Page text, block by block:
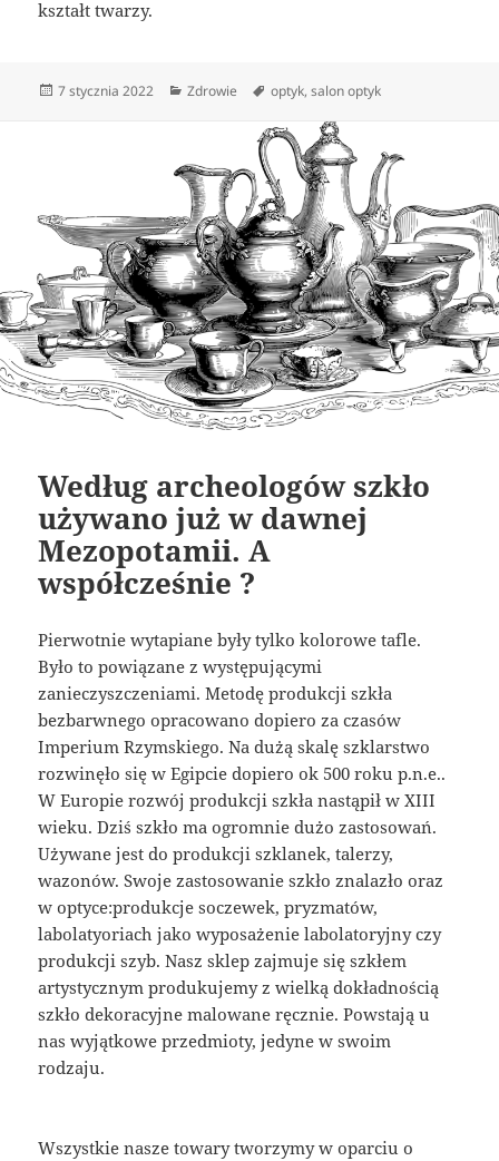
kształt twarzy.
Data
7 stycznia 2022 Kategorie
Zdrowie Tagi
optyk,salon optyk
Według archeologów szkło
używano już w dawnej
Mezopotamii. A
współcześnie ?
Pierwotnie wytapiane były tylko kolorowe tafle.
Było to powiązane z występującymi
zanieczyszczeniami. Metodę produkcji szkła
bezbarwnego opracowano dopiero za czasów
Imperium Rzymskiego. Na dużą skalę szklarstwo
rozwinęło się w Egipcie dopiero ok 500 roku p.n.e..
W Europie rozwój produkcji szkła nastąpił w XIII
wieku. Dziś szkło ma ogromnie dużo zastosowań.
Używane jest do produkcji szklanek, talerzy,
wazonów. Swoje zastosowanie szkło znalazło oraz
w optyce:produkcje soczewek, pryzmatów,
labolatyoriach jako wyposażenie labolatoryjny czy
produkcji szyb. Nasz sklep zajmuje się szkłem
artystycznym produkujemy z wielką dokładnością
szkło dekoracyjne malowane ręcznie. Powstają u
nas wyjątkowe przedmioty, jedyne w swoim
rodzaju.
Wszystkie nasze towary tworzymy w oparciu o